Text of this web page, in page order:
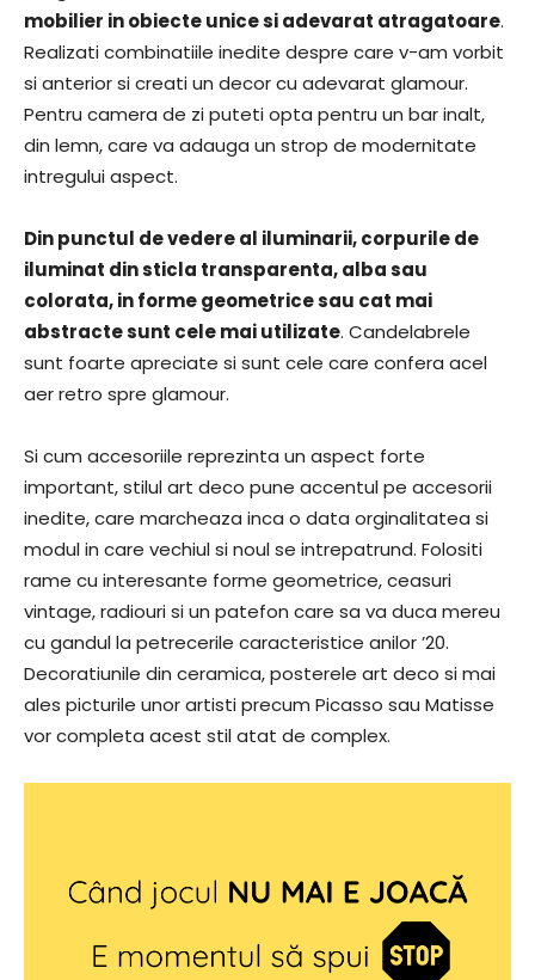
mobilier in obiecte unice si adevarat atragatoare.
Realizati combinatiile inedite despre care v-am vorbit
si anterior si creati un decor cu adevarat glamour.
Pentru camera de zi puteti opta pentru un bar inalt,
din lemn, care va adauga un strop de modernitate
intregului aspect.
Din punctul de vedere al iluminarii, corpurile de
iluminat din sticla transparenta, alba sau
colorata, in forme geometrice sau cat mai
abstracte sunt cele mai utilizate. Candelabrele
sunt foarte apreciate si sunt cele care confera acel
aer retro spre glamour.
Si cum accesoriile reprezinta un aspect forte
important, stilul art deco pune accentul pe accesorii
inedite, care marcheaza inca o data orginalitatea si
modul in care vechiul si noul se intrepatrund. Folositi
rame cu interesante forme geometrice, ceasuri
vintage, radiouri si un patefon care sa va duca mereu
cu gandul la petrecerile caracteristice anilor ’20.
Decoratiunile din ceramica, posterele art deco si mai
ales picturile unor artisti precum Picasso sau Matisse
vor completa acest stil atat de complex.